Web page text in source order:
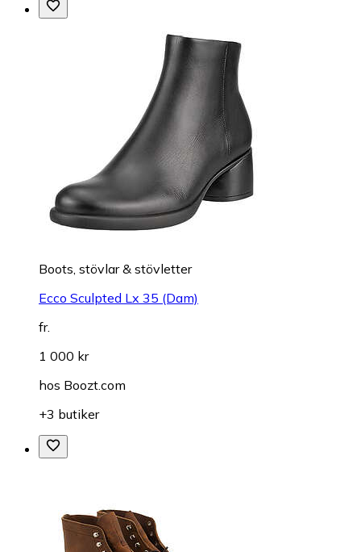
Boots, stövlar & stövletter
Ecco Sculpted Lx 35 (Dam)
fr.
1 000 kr
hos Boozt.com
+3 butiker